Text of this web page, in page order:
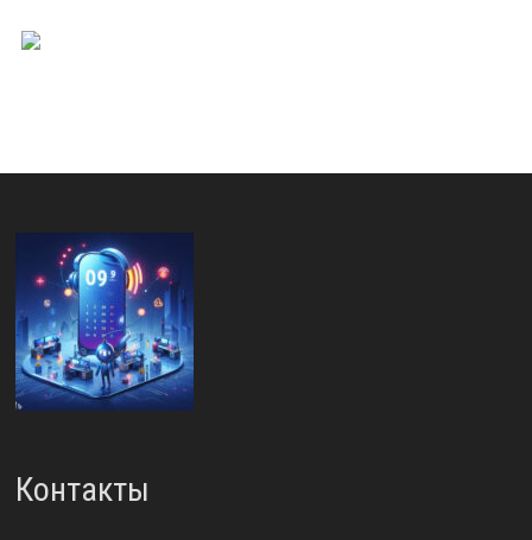
Контакты